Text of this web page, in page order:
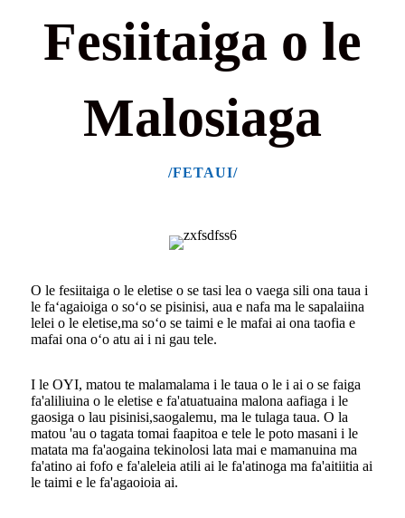
Fesiitaiga o le
Malosiaga
/FETAUI/
O le fesiitaiga o le eletise o se tasi lea o vaega sili ona taua i
le faʻagaioiga o soʻo se pisinisi, aua e nafa ma le sapalaiina
lelei o le eletise,ma soʻo se taimi e le mafai ai ona taofia e
mafai ona oʻo atu ai i ni gau tele.
I le OYI, matou te malamalama i le taua o le i ai o se faiga
fa'aliliuina o le eletise e fa'atuatuaina malona aafiaga i le
gaosiga o lau pisinisi,saogalemu, ma le tulaga taua. O la
matou 'au o tagata tomai faapitoa e tele le poto masani i le
matata ma fa'aogaina tekinolosi lata mai e mamanuina ma
fa'atino ai fofo e fa'aleleia atili ai le fa'atinoga ma fa'aitiitia ai
le taimi e le fa'agaoioia ai.